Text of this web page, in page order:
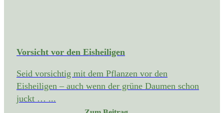
Vorsicht vor den Eisheiligen
Seid vorsichtig mit dem Pflanzen vor den
Eisheiligen – auch wenn der grüne Daumen schon
juckt … ...